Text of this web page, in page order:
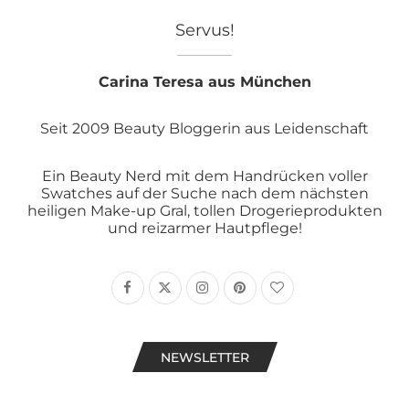
Servus!
Carina Teresa aus München
Seit 2009 Beauty Bloggerin aus Leidenschaft
Ein Beauty Nerd mit dem Handrücken voller
Swatches auf der Suche nach dem nächsten
heiligen Make-up Gral, tollen Drogerieprodukten
und reizarmer Hautpflege!
NEWSLETTER